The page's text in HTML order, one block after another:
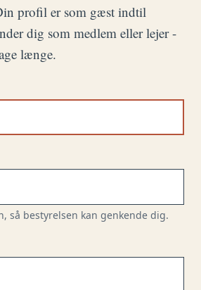
profil er som gæst indtil
dig som medlem eller lejer -
længe.
så bestyrelsen kan genkende dig.